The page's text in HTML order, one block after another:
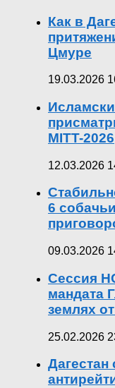
Как в
Цмуре
19.03.2026
MITT-2026
12.03.2026
6
09.03.2026
Сессия
мандата
землях
25.02.2026
Дагестан